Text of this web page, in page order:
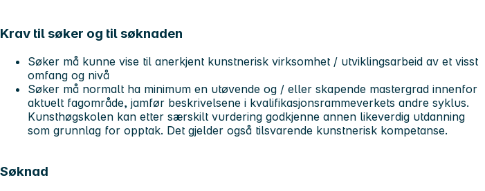
Krav til søker og til søknaden
Søker må kunne vise til anerkjent kunstnerisk virksomhet / utviklingsarbeid av et visst
omfang og nivå
Søker må normalt ha minimum en utøvende og / eller skapende mastergrad innenfor
aktuelt fagområde, jamfør beskrivelsene i kvalifikasjonsrammeverkets andre syklus.
Kunsthøgskolen kan etter særskilt vurdering godkjenne annen likeverdig utdanning
som grunnlag for opptak. Det gjelder også tilsvarende kunstnerisk kompetanse.
Søknad